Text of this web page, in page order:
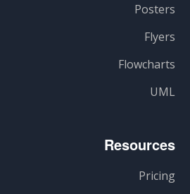
Posters
Flyers
Flowcharts
UML
Resources
Pricing